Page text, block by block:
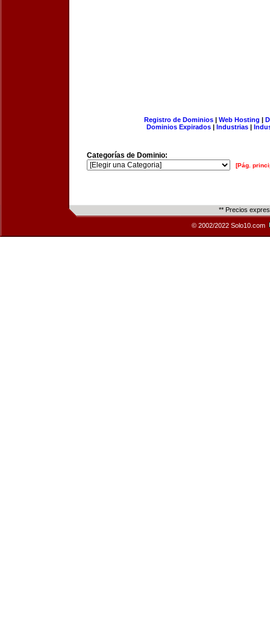
Registro de Dominios| Web Hosting |
Dominios Expirados | Industrias |
Categorías de Dominio:
[Pág.
** Precios
© 2002/2022 Solo10.com